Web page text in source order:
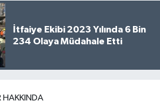
İtfaiye Ekibi 2023 Yılında 6 Bin
234 Olaya Müdahale Etti
HAKKINDA